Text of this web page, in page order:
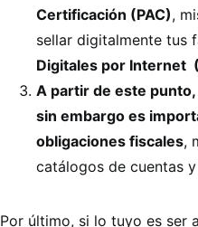
Certificación (PAC),
sellar digitalmente tus
Digitales por Internet
A partir de este
sin embargo es
obligaciones fiscales,
catálogos de cuentas
Por último, si lo tuyo es ser